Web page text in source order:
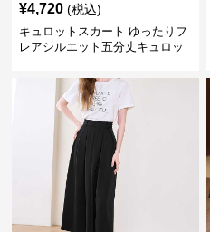
¥4,720 (税込)
キュロットスカート ゆったりフ
レアシルエット五分丈キュロッ